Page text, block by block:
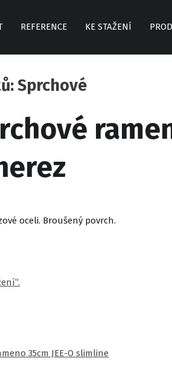
REFERENCE KE STAŽENÍ
Sprchové
oceli. Broušený povrch.
35cm JEE-O slimline